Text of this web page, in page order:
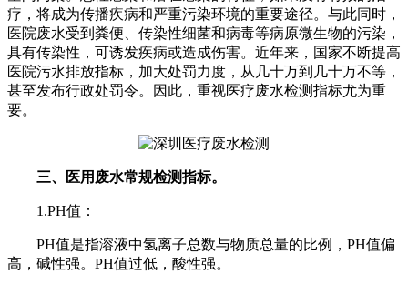
疗，将成为传播疾病和严重污染环境的重要途径。与此同时，
医院废水受到粪便、传染性细菌和病毒等病原微生物的污染，
具有传染性，可诱发疾病或造成伤害。近年来，国家不断提高
医院污水排放指标，加大处罚力度，从几十万到几十万不等，
甚至发布行政处罚令。因此，重视医疗废水检测指标尤为重
要。
三、医用废水常规检测指标。
1.PH值：
PH值是指溶液中氢离子总数与物质总量的比例，PH值偏
高，碱性强。PH值过低，酸性强。